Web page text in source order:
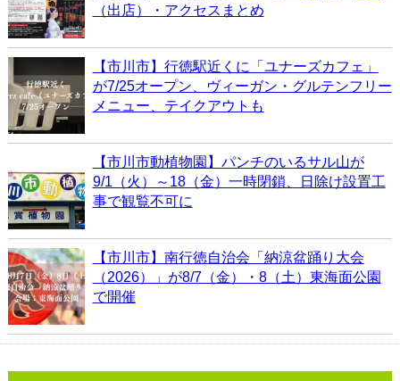
（出店）・アクセスまとめ
【市川市】行徳駅近くに「ユナーズカフェ」
が7/25オープン、ヴィーガン・グルテンフリー
メニュー、テイクアウトも
【市川市動植物園】パンチのいるサル山が
9/1（火）～18（金）一時閉鎖、日除け設置工
事で観覧不可に
【市川市】南行徳自治会「納涼盆踊り大会
（2026）」が8/7（金）・8（土）東海面公園
で開催